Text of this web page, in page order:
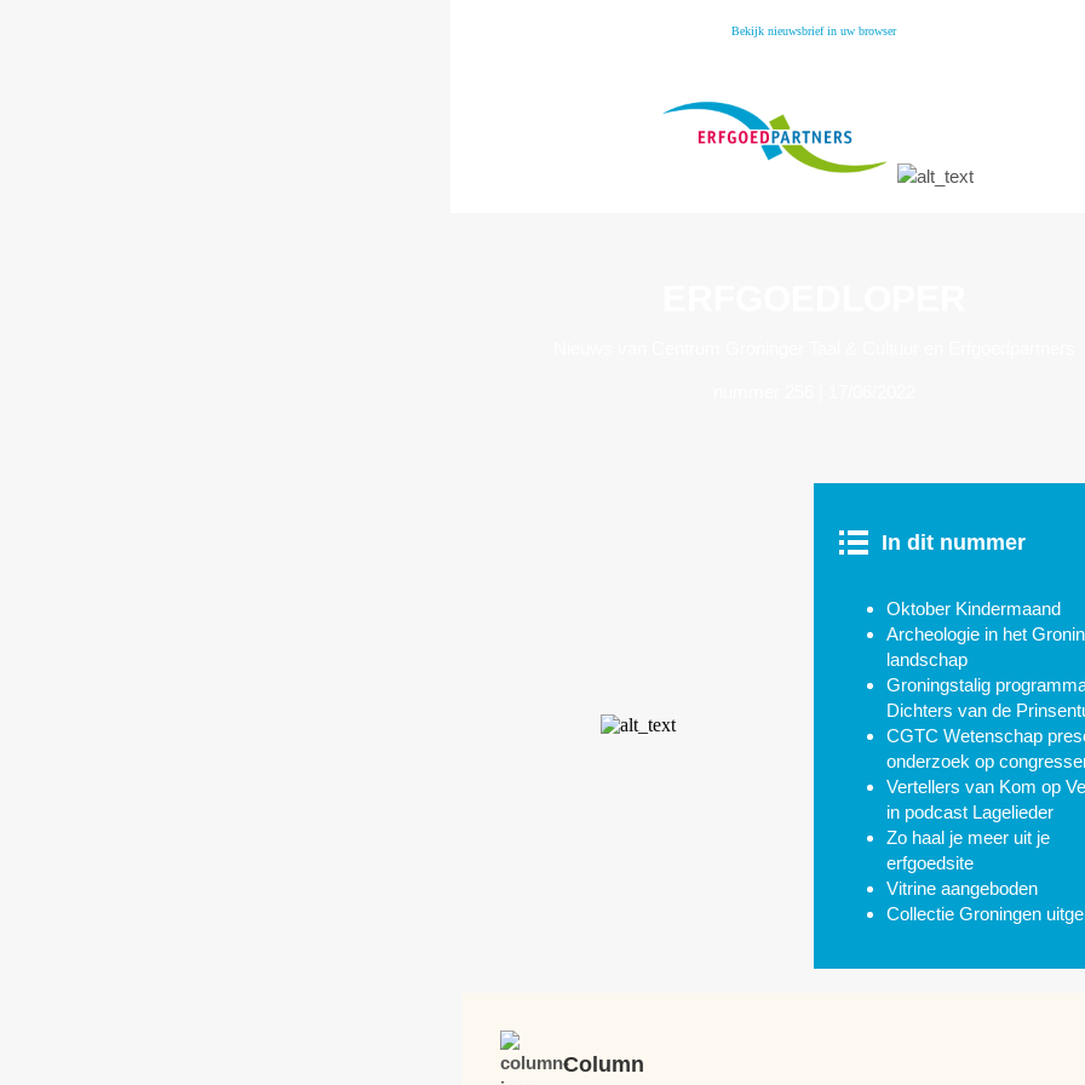
Bekijk nieuwsbrief in uw browser
In dit nummer
Oktober Kindermaand
Archeologie in het
landschap
Groningstalig
Dichters van de
CGTC Wetenschap
onderzoek op
Vertellers van Kom op
in podcast Lagelieder
Zo haal je meer uit je
erfgoedsite
Vitrine aangeboden
Collectie Groningen
Column